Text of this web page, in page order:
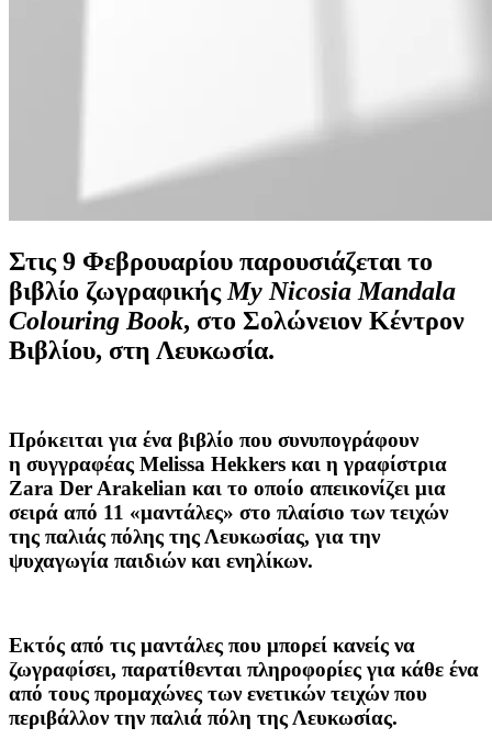
Στις 9 Φεβρουαρίου παρουσιάζεται το
βιβλίο ζωγραφικής My Nicosia Mandala
Colouring Book, στο Σολώνειον Κέντρον
Βιβλίου, στη Λευκωσία.
Πρόκειται για ένα βιβλίο που συνυπογράφουν
η συγγραφέας Melissa Hekkers και η γραφίστρια
Zara Der Arakelian και το οποίο απεικονίζει μια
σειρά από 11 «μαντάλες» στο πλαίσιο των τειχών
της παλιάς πόλης της Λευκωσίας, για την
ψυχαγωγία παιδιών και ενηλίκων.
Εκτός από τις μαντάλες που μπορεί κανείς να
ζωγραφίσει, παρατίθενται πληροφορίες για κάθε ένα
από τους προμαχώνες των ενετικών τειχών που
περιβάλλον την παλιά πόλη της Λευκωσίας.